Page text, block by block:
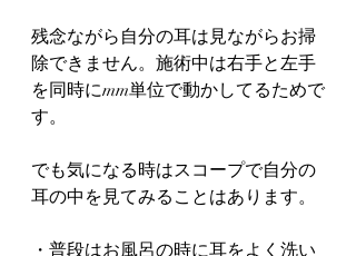
残念ながら自分の耳は見ながらお掃
除できません。施術中は右手と左手
を同時にmm単位で動かしてるためで
す。
でも気になる時はスコープで自分の
耳の中を見てみることはあります。
・普段はお風呂の時に耳をよく洗い